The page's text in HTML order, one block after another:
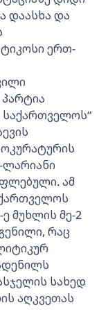
დაასხა და
ერთ-
ლარიანი
ამ
მუხლის მე-2
რაც
სახედ
აღკვეთას